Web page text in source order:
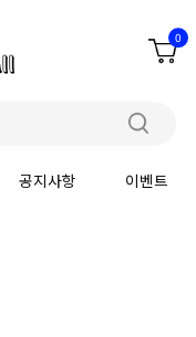
0
공지사항 이벤트